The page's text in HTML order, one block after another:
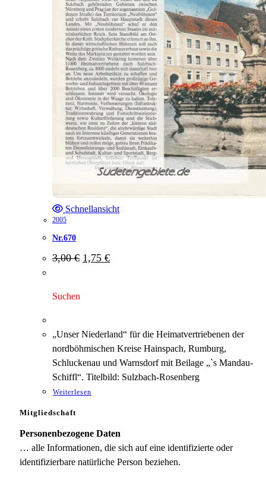
Schnellansicht
2005
Nr.670
3,00€ Ursprünglicher
Preis
1,75 €Aktueller
Preis
Suchen
„Unser Niederland“ für die Heimatvertriebenen der
nordböhmischen Kreise Hainspach, Rumburg,
Schluckenau und Warnsdorf mit Beilage „`s Mandau-
Schiffl“. Titelbild: Sulzbach-Rosenberg
Weiterlesen
Mitgliedschaft
Personenbezogene Daten
… alle Informationen, die sich auf eine identifizierte oder
identifizierbare natürliche Person beziehen.